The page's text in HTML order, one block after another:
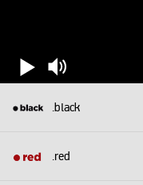
.black
.red